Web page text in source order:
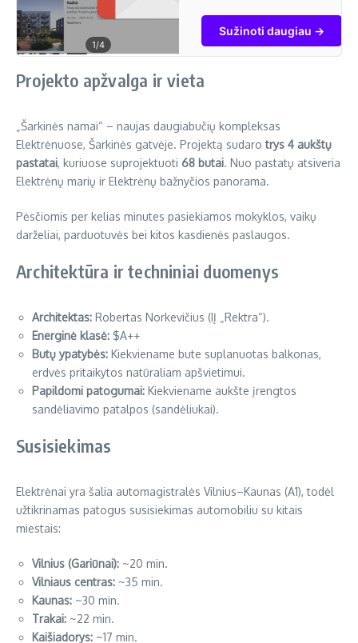
1/4
sužinok savo turto
kainą, rask turtą
žemiau rinkos kainos
skelbimus.
Sužinoti daugiau →
Projekto apžvalga ir vieta
„Šarkinės namai“ – naujas daugiabučių kompleksas
Elektrėnuose, Šarkinės gatvėje. Projektą sudarotrys 4 aukštų
pastatai, kuriuose suprojektuoti 68 butai. Nuo pastatų atsiveria
Elektrėnų marių ir Elektrėnų bažnyčios panorama.
Pėsčiomis per kelias minutes pasiekiamos mokyklos, vaikų
darželiai, parduotuvės bei kitos kasdienės paslaugos.
Architektūra ir techniniai duomenys
Architektas: Robertas Norkevičius (IĮ „Rektra“).
Energinė klasė: $A++
Butų ypatybės: Kiekviename bute suplanuotas balkonas,
erdvės pritaikytos natūraliam apšvietimui.
Papildomi patogumai: Kiekviename aukšte įrengtos
sandėliavimo patalpos (sandėliukai).
Susisiekimas
Elektrėnai yra šalia automagistralės Vilnius–Kaunas (A1), todėl
užtikrinamas patogus susisiekimas automobiliu su kitais
miestais:
Vilnius (Gariūnai): ~20 min.
Vilniaus centras: ~35 min.
Kaunas: ~30 min.
Trakai: ~22 min.
Kaišiadorys: ~17 min.